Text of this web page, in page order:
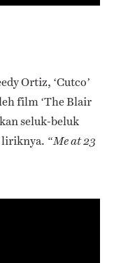
Ortiz, ‘Cutco’
film ‘The Blair
seluk-beluk
liriknya. “Me at 23